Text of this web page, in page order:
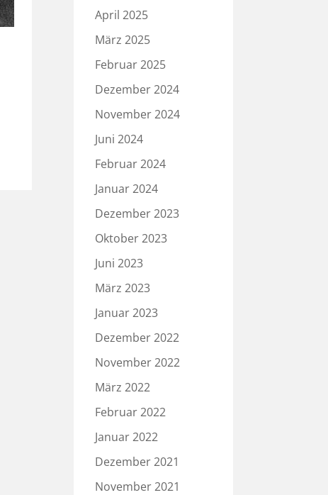
April 2025
März 2025
Februar 2025
Dezember 2024
November 2024
Juni 2024
Februar 2024
Januar 2024
Dezember 2023
Oktober 2023
Juni 2023
März 2023
Januar 2023
Dezember 2022
November 2022
März 2022
Februar 2022
Januar 2022
Dezember 2021
November 2021